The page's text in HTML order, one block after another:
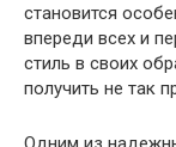
становится
впереди всех и
стиль в своих
получить не так